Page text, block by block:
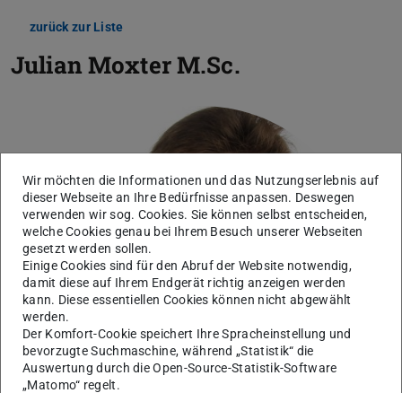
zurück zur Liste
Julian MoxterM.Sc.
Wir möchten die Informationen und das Nutzungserlebnis auf
dieser Webseite an Ihre Bedürfnisse anpassen. Deswegen
verwenden wir sog. Cookies. Sie können selbst entscheiden,
welche Cookies genau bei Ihrem Besuch unserer Webseiten
gesetzt werden sollen.
Einige Cookies sind für den Abruf der Website notwendig,
damit diese auf Ihrem Endgerät richtig anzeigen werden
kann. Diese essentiellen Cookies können nicht abgewählt
werden.
Der Komfort-Cookie speichert Ihre Spracheinstellung und
bevorzugte Suchmaschine, während „Statistik“ die
Auswertung durch die Open-Source-Statistik-Software
„Matomo“ regelt.